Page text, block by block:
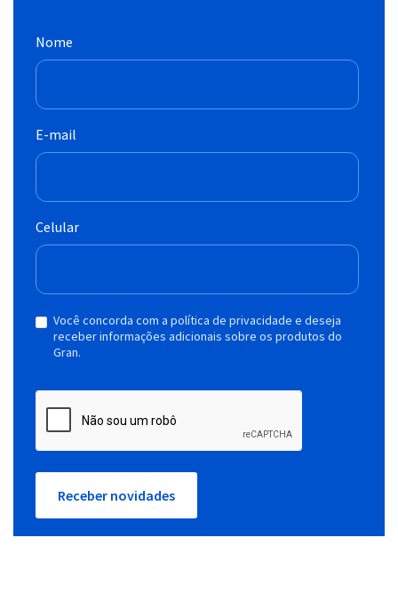
Nome
E-mail
Celular
Você concorda com a política de privacidade e deseja
receber informações adicionais sobre os produtos do
Gran.
Receber novidades